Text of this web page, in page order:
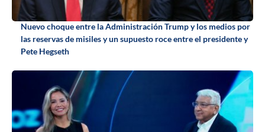
Nuevo choque entre la Administración Trump y los medios por
las reservas de misiles y un supuesto roce entre el presidente y
Pete Hegseth